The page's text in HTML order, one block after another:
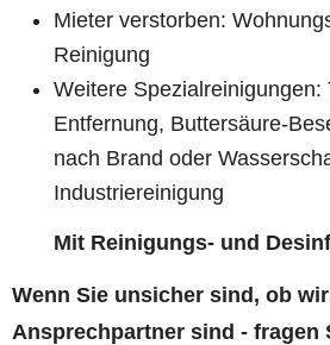
Mieter verstorben:
Reinigung
Weitere Spezialreinigungen:
Entfernung, Buttersäure-
nach Brand oder
Industriereinigung
Mit Reinigungs- und
Wenn Sie unsicher sind, ob
Ansprechpartner sind - fragen